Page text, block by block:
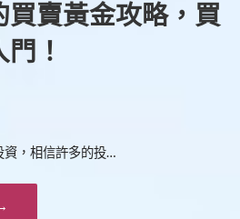
賣黃金攻略，買
！
資，相信許多的投…